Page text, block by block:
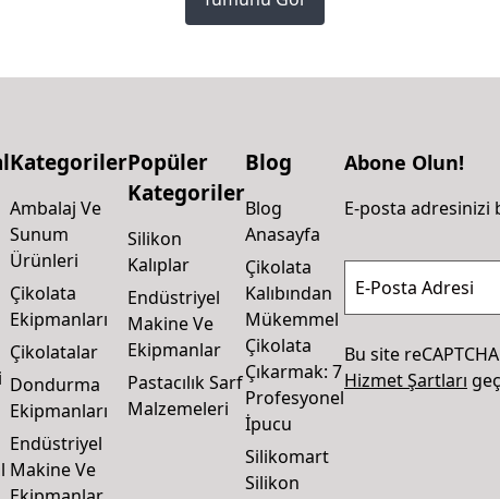
Kategoriler
Ambalaj Ve
Sunum
Ürünleri
Çikolata
Ekipmanları
Çikolatalar
Dondurma
Ekipmanları
Endüstriyel
Makine Ve
Popüler
Kategoriler
Silikon
Kalıplar
Endüstriyel
Makine Ve
Ekipmanlar
Pastacılık Sarf
Malzemeleri
Blog
Blog
Anasayfa
Çikolata
Kalıbından
Mükemmel
Çikolata
Çıkarmak: 7
Profesyonel
İpucu
Silikomart
Silikon
Abone Olun!
E-posta adresinizi
E-Posta Adresi
Bu site
Hizmet Şartları